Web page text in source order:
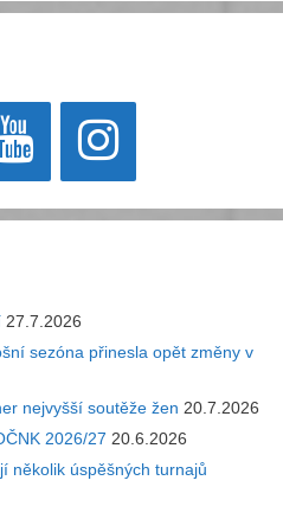
27.7.2026
sezóna přinesla opět změny v
nejvyšší soutěže žen 20.7.2026
2026/27 20.6.2026
několik úspěšných turnajů